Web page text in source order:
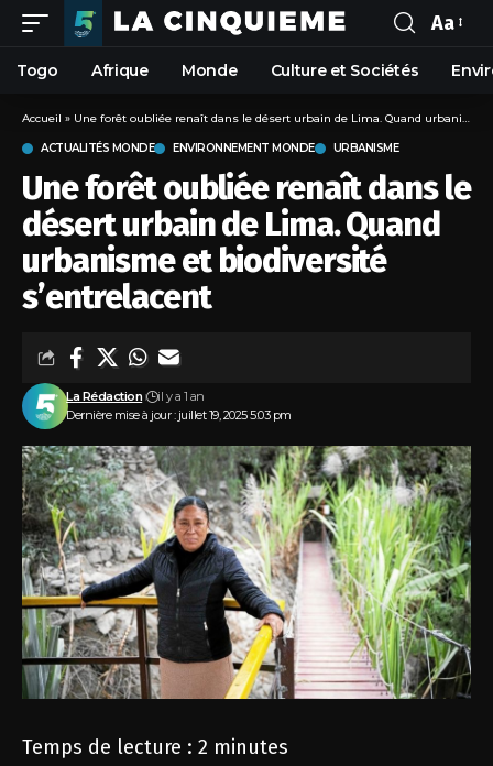
Aa
Togo Afrique Monde Culture et Sociétés
Accueil » Une forêt oubliée renaît dans le désert urbain de Lima. Quand urbanisme et biodiversité s’entrelacent
ACTUALITÉS MONDE ENVIRONNEMENT MONDE URBANISME
Une forêt oubliée renaît dans le
désert urbain de Lima. Quand
urbanisme et biodiversité
s’entrelacent
Dernière mise à jour : juillet 19, 2025 5:03 pm
La Rédaction il y a 1 an
Temps de lecture : 2 minutes